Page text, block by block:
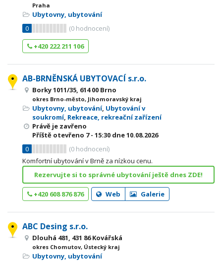
Praha
Ubytovny, ubytování
0
(0 hodnocení)
+420 222 211 106
AB-BRNĚNSKÁ UBYTOVACÍ s.r.o.
Borky 1011/35, 614 00 Brno
okres Brno-město, Jihomoravský kraj
Ubytovny, ubytování, Ubytování v
soukromí, Rekreace, rekreační zařízení
Právě je zavřeno
Příště otevřeno 7 - 15:30 dne 10.08.2026
0
(0 hodnocení)
Komfortní ubytování v Brně za nízkou cenu.
Rezervujte si to správné ubytování ještě dnes ZDE!
+420 608 876 876 Web Galerie
ABC Desing s.r.o.
Dlouhá 481, 431 86 Kovářská
okres Chomutov, Ústecký kraj
Ubytovny, ubytování